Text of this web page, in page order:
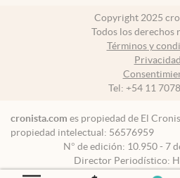
Copyright 2025
Todos los derechos
Términos y
Privacidad
Tel: +54 11
cronista.com es propiedad de El
propiedad intelectual: 56576959
N° de edición: 10.950 - 7
Director Periodístico: